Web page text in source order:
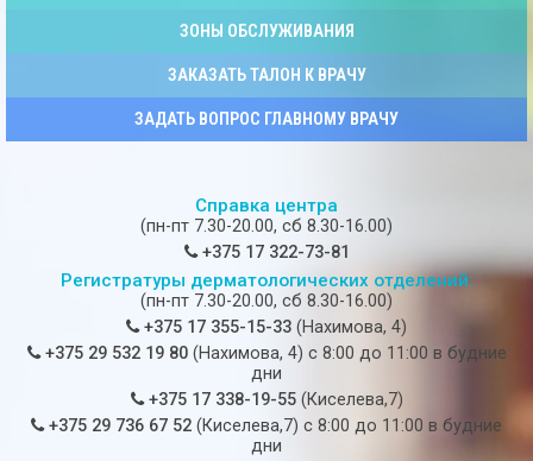
ЗОНЫ ОБСЛУЖИВАНИЯ
ЗАКАЗАТЬ ТАЛОН К ВРАЧУ
ЗАДАТЬ ВОПРОС ГЛАВНОМУ ВРАЧУ
Справка центра
(пн-пт 7.30-20.00, сб 8.30-16.00)
+375 17 322-73-81
Регистратуры дерматологических отделений:
(пн-пт 7.30-20.00, сб 8.30-16.00)
+375 17 355-15-33 (Нахимова, 4)
+375 29 532 19 80(Нахимова, 4) c 8:00 до 11:00 в будние
дни
+375 17 338-19-55(Киселева,7)
+375 29 736 67 52 (Киселева,7) c 8:00 до 11:00 в будние
дни